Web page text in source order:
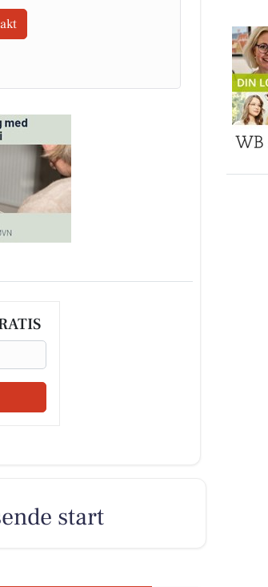
start